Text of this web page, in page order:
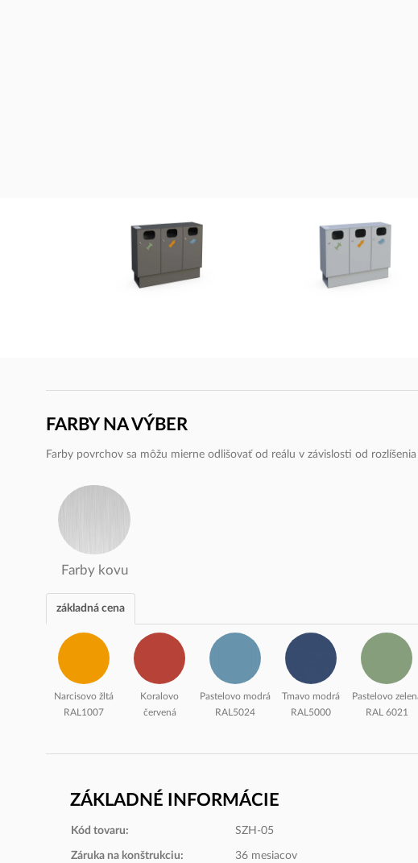
FARBY NA VÝBER
Farby povrchov sa môžu mierne odlišovať od reálu v závislosti od
Farby kovu
základná cena
Narcisovo žltá
RAL1007
Koralovo
červená
Pastelovo modrá
RAL5024
Tmavo modrá
RAL5000
Pastelovo
RAL 6021
ZÁKLADNÉ INFORMÁCIE
Kód tovaru: SZH-05
Záruka na konštrukciu: 36 mesiacov